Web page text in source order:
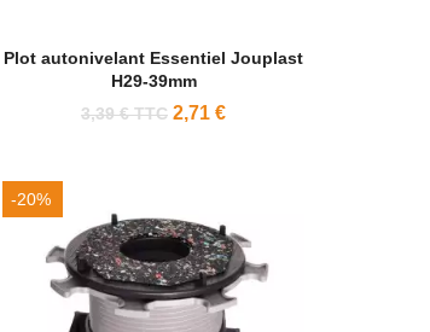
Plot autonivelant Essentiel Jouplast
H29-39mm
3,39 € TTC 2,71 €
-20%